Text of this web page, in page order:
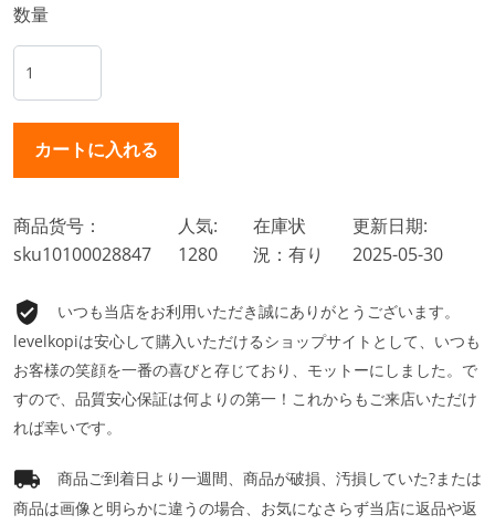
数量
商品货号：
sku10100028847
人気:
1280
在庫状
況：有り
更新日期:
2025-05-30
いつも当店をお利用いただき誠にありがとうございます。
levelkopiは安心して購入いただけるショップサイトとして、いつも
お客様の笑顔を一番の喜びと存じており、モットーにしました。で
すので、品質安心保証は何よりの第一！これからもご来店いただけ
れば幸いです。
商品ご到着日より一週間、商品が破損、汚損していた?または
商品は画像と明らかに違うの場合、お気になさらず当店に返品や返